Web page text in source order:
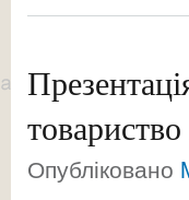
Опубліковано